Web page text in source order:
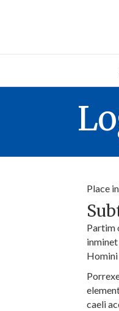
Place
Partim
Homini
caeli